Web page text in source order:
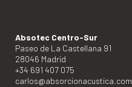
Absotec Centro-Sur
Paseo de La Castellana 91
28046 Madrid
+34 691 407 075
carlos@absorcionacustica.com